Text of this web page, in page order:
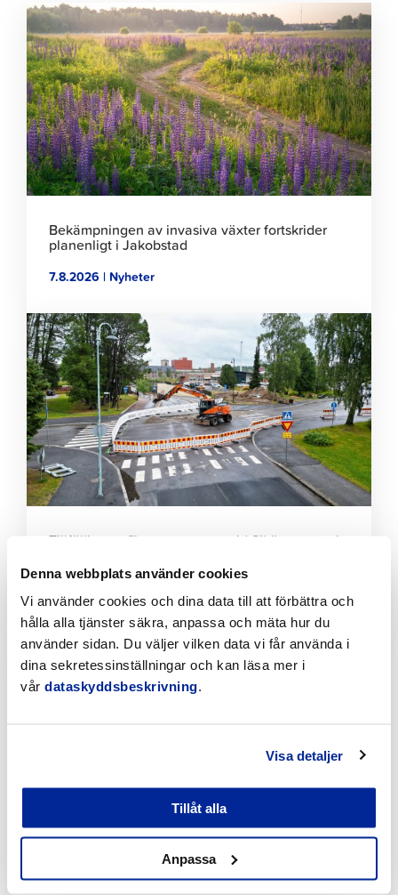
Denna webbplats använder cookies
Vi använder cookies och dina data till att förbättra och
hålla alla tjänster säkra, anpassa och mäta hur du
använder sidan. Du väljer vilken data vi får använda i
dina sekretessinställningar och kan läsa mer i
vår dataskyddsbeskrivning.
Visa detaljer
Tillåt alla
Anpassa
Klicka
för
att
läsa
artikeln
Bekämpningen av invasiva växter fortskrider
planenligt i Jakobstad
7.8.2026 | Nyheter
Klicka
för
att
läsa
artikeln
Tillfälliga trafikarrangemang vid Sikören samt i
Jakobsgatan
6.8.2026 | Nyheter
Klicka
för
att
Förbättringar på Gamla hamnens och Fäbodas
stränder med hjälp av invånarbudgeten